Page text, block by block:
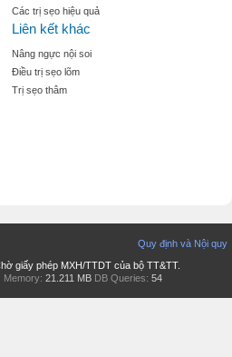
Các trị sẹo hiệu quả
Liên kết khác
Nâng ngực nội soi
Điều trị sẹo lõm
Trị sẹo thâm
Quy định và Nội quy
giấy phép MXH/TTDT của bộ TT&TT.
Memory: 21.211 MB DB Queries: 54